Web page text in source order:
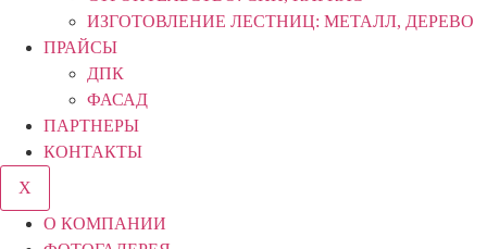
ИЗГОТОВЛЕНИЕ ЛЕСТНИЦ: МЕТАЛЛ, ДЕРЕВО
ПРАЙСЫ
ДПК
ФАСАД
ПАРТНЕРЫ
КОНТАКТЫ
X
О КОМПАНИИ